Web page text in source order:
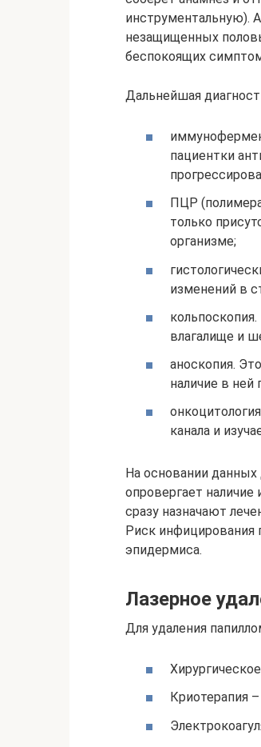
инструментальную).
незащищенных
беспокоящих
Дальнейшая
пациентки
ПЦР
только
организме;
изменений в
влагалище и
аноскопия.
наличие в ней
канала и
На основании данных
опровергает
сразу назначают
Риск инфицирования
эпидермиса.
Лазерное
Для удаления
Криотерапия